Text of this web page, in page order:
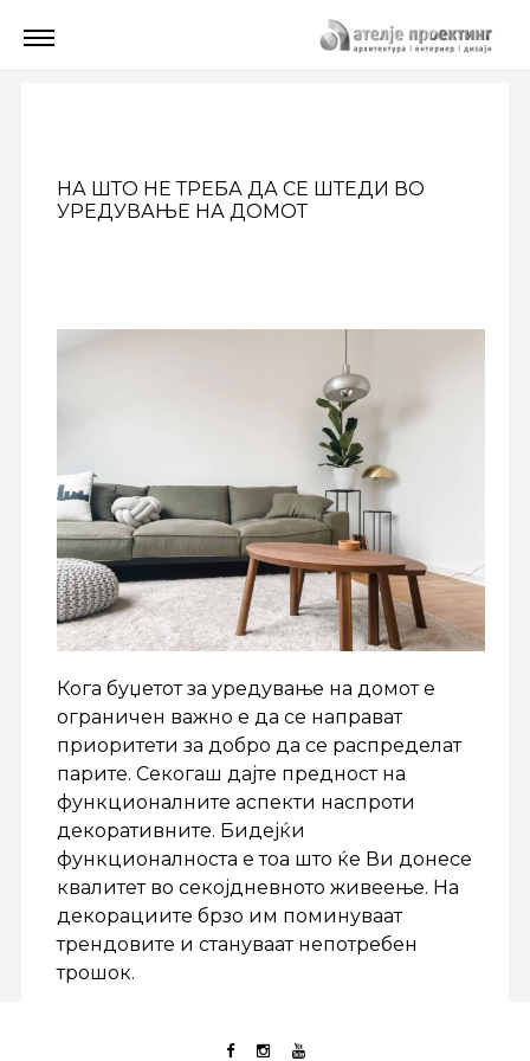
НА ШТО НЕ ТРЕБА ДА СЕ ШТЕДИ ВО
УРЕДУВАЊЕ НА ДОМОТ
Кога буџетот за уредување на домот е
ограничен важно е да се направат
приоритети за добро да се распределат
парите. Секогаш дајте предност на
функционалните аспекти наспроти
декоративните. Бидејќи
функционалноста е тоа што ќе Ви донесе
квалитет во секојдневното живеење. На
декорациите брзо им поминуваат
трендовите и стануваат непотребен
трошок.
не треба да се штеди во уредување на